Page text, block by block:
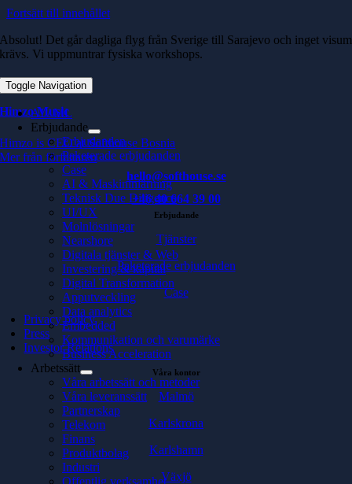
Fortsätt till innehållet
Toggle Navigation
AI / ML
Erbjudande
Erbjudanden
Paketerade erbjudanden
Case
AI & Maskininlärning
Teknisk Due Diligence
UI/UX
Molnlösningar
Nearshore
Digitala tjänster & Web
Investering & kapital
Digital Transformation
Apputveckling
Data analytics
Embedded
Kommunikation och varumärke
Business Acceleration
Arbetssätt
Våra arbetssätt och metoder
Våra leveranssätt
Partnerskap
Telekom
Finans
Produktbolag
Industri
Offentlig verksamhet
Absolut! Det går dagliga flyg från Sverige till Sarajevo och inget visum
krävs. Vi uppmuntrar fysiska workshops.
Himzo Music
Himzo is CEO at Softhouse Bosnia
Mer från författaren
hello@softhouse.se
+46 40 664 39 00
Erbjudande
Tjänster
Paketerade erbjudanden
Case
Privacy policy
Press
Investor Relations
Våra kontor
Malmö
Karlskrona
Karlshamn
Växjö